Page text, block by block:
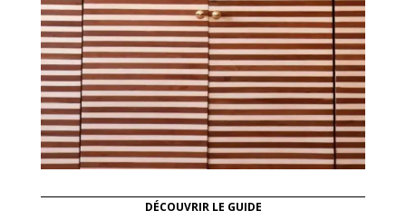
DÉCOUVRIR LE GUIDE